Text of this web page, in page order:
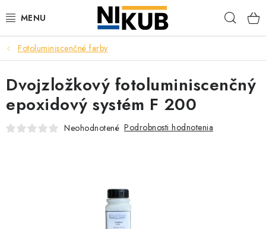
na
EKOLÓGIA
BEZPEČNOSŤ
ORGANIZÁCIA PREVÁDZKY
Fotoluminiscenčné farby
Dvojzložkový fotoluminiscenčný
epoxidový systém F 200
Neohodnotené Podrobnosti hodnotenia